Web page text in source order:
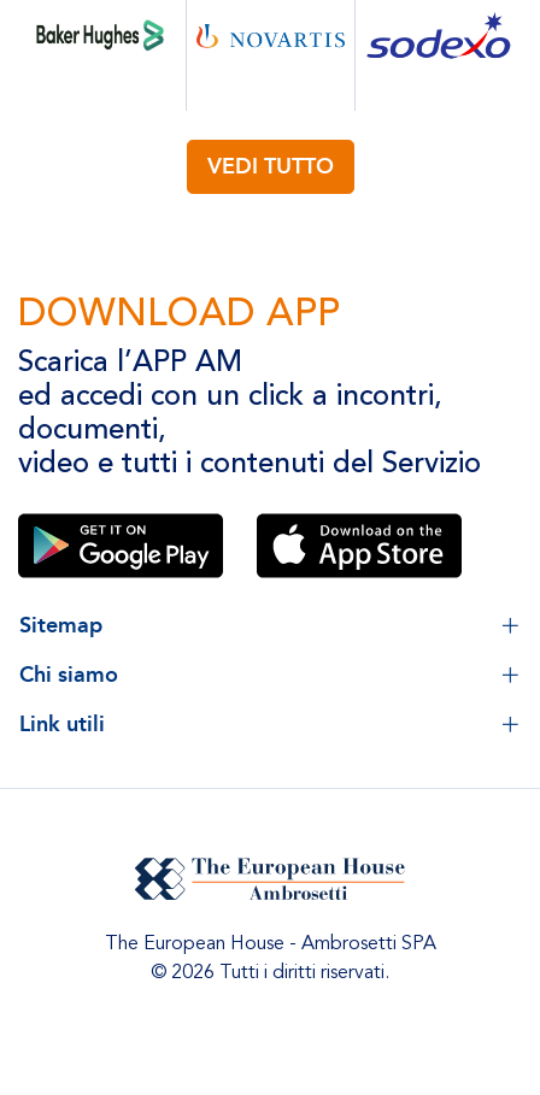
VEDI TUTTO
DOWNLOAD APP
Scarica l’APP AM
ed accedi con un click a incontri,
documenti,
video e tutti i contenuti del Servizio
Sitemap
Chi siamo
Link utili
The European House - Ambrosetti SPA
© 2026 Tutti i diritti riservati.